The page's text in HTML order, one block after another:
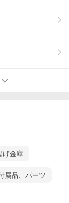
げ金庫
属品、パーツ